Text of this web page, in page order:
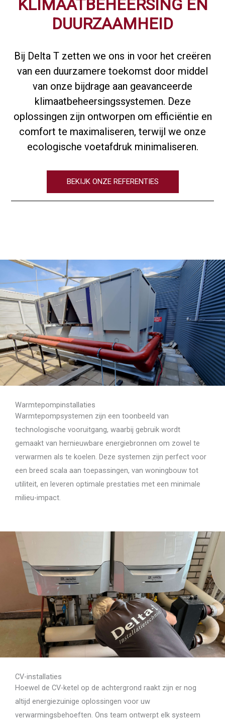
KLIMAATBEHEERSING EN
DUURZAAMHEID
Bij Delta T zetten we ons in voor het creëren
van een duurzamere toekomst door middel
van onze bijdrage aan geavanceerde
klimaatbeheersingssystemen. Deze
oplossingen zijn ontworpen om efficiëntie en
comfort te maximaliseren, terwijl we onze
ecologische voetafdruk minimaliseren.
BEKIJK ONZE REFERENTIES
Warmtepompinstallaties
Warmtepompsystemen zijn een toonbeeld van
technologische vooruitgang, waarbij gebruik wordt
gemaakt van hernieuwbare energiebronnen om zowel te
verwarmen als te koelen. Deze systemen zijn perfect voor
een breed scala aan toepassingen, van woningbouw tot
utiliteit, en leveren optimale prestaties met een minimale
milieu-impact.
CV-installaties
Hoewel de CV-ketel op de achtergrond raakt zijn er nog
altijd energiezuinige oplossingen voor uw
verwarmingsbehoeften. Ons team ontwerpt elk systeem